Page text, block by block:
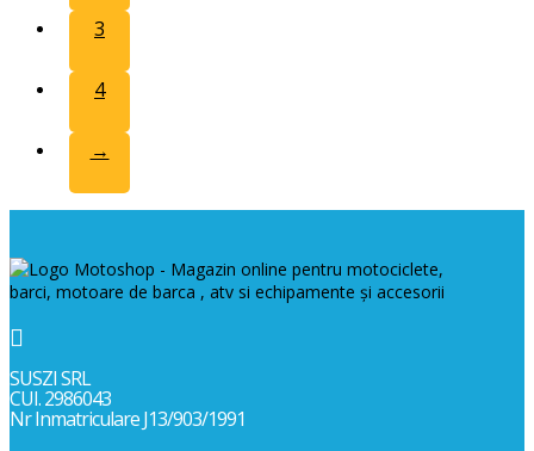
3
4
→

SUSZI SRL
CUI. 2986043
Nr Inmatriculare J13/903/1991